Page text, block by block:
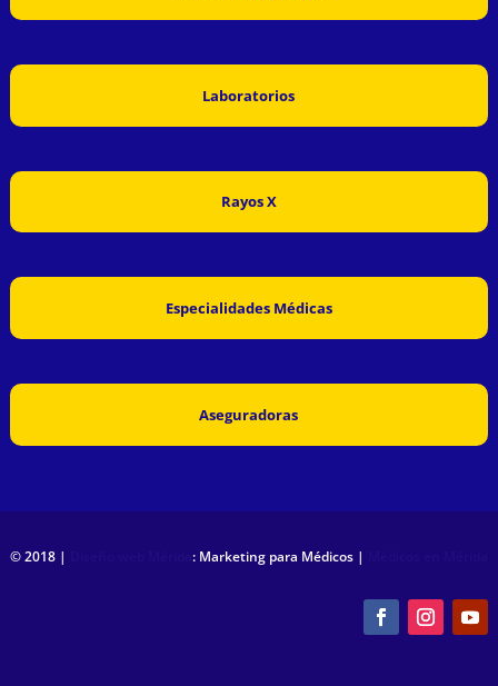
Laboratorios
Rayos X
Especialidades Médicas
Aseguradoras
© 2018 | : Marketing para Médicos |